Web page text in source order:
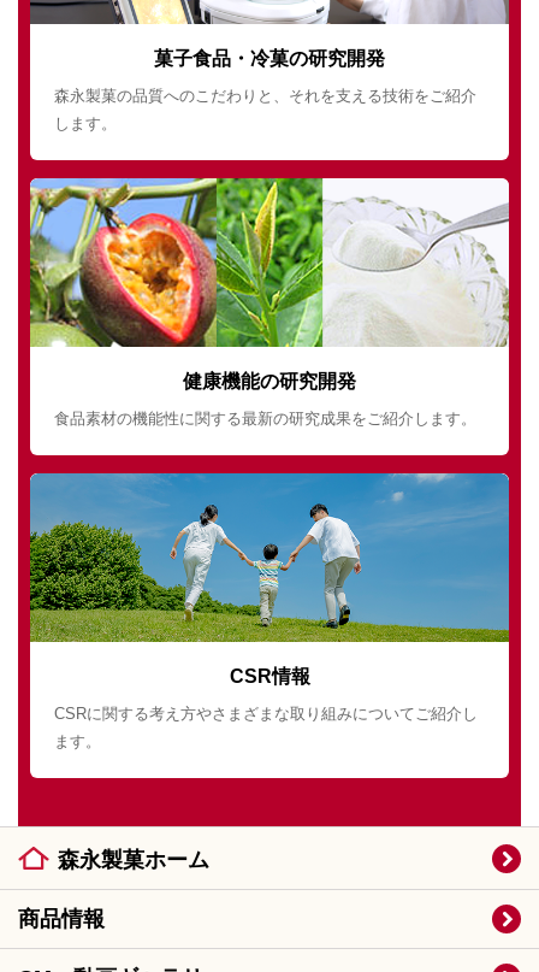
菓子食品・冷菓の研究開発
森永製菓の品質へのこだわりと、それを支える技術をご紹介
します。
健康機能の研究開発
食品素材の機能性に関する最新の研究成果をご紹介します。
CSR情報
CSRに関する考え方やさまざまな取り組みについてご紹介し
ます。
森永製菓ホーム
商品情報